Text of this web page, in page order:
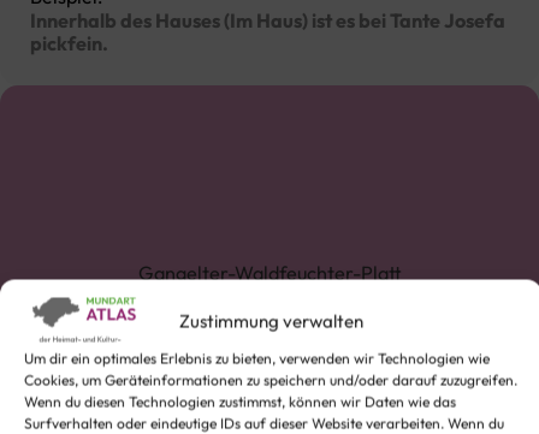
Zustimmung verwalten
Um dir ein optimales Erlebnis zu bieten, verwenden wir Technologien wie
Cookies, um Geräteinformationen zu speichern und/oder darauf zuzugreifen.
Wenn du diesen Technologien zustimmst, können wir Daten wie das
Surfverhalten oder eindeutige IDs auf dieser Website verarbeiten. Wenn du
Innerhalb des Hauses (Im Haus) ist es bei Tante Josefa
pickfein.
Gangelter-Waldfeuchter-Platt